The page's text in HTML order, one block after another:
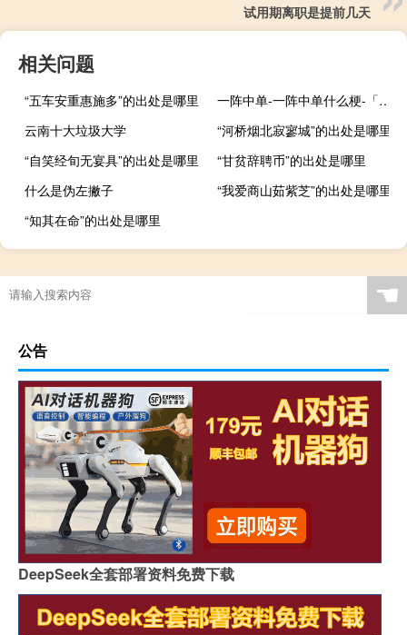
试用期离职是提前几天
相关问题
“五车安重惠施多”的出处是哪里
一阵中单-一阵中单什么梗-「鲸吼社区」
云南十大垃圾大学
“河桥烟北寂寥城”的出处是哪里
“自笑经旬无宴具”的出处是哪里
“甘贫辞聘币”的出处是哪里
什么是伪左撇子
“我爱商山茹紫芝”的出处是哪里
“知其在命”的出处是哪里
☚
公告
DeepSeek全套部署资料免费下载